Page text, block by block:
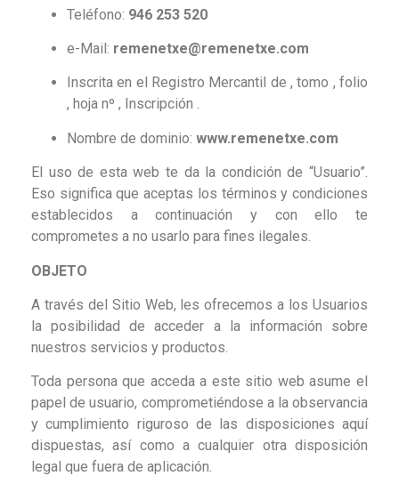
Teléfono: 946 253 520
e-Mail: remenetxe@remenetxe.com
Inscrita en el Registro Mercantil de , tomo , folio
, hoja nº , Inscripción .
Nombre de dominio: www.remenetxe.com
El uso de esta web te da la condición de “Usuario”.
Eso significa que aceptas los términos y condiciones
establecidos a continuación y con ello te
comprometes a no usarlo para fines ilegales.
OBJETO
A través del Sitio Web, les ofrecemos a los Usuarios
la posibilidad de acceder a la información sobre
nuestros servicios y productos.
Toda persona que acceda a este sitio web asume el
papel de usuario, comprometiéndose a la observancia
y cumplimiento riguroso de las disposiciones aquí
dispuestas, así como a cualquier otra disposición
legal que fuera de aplicación.